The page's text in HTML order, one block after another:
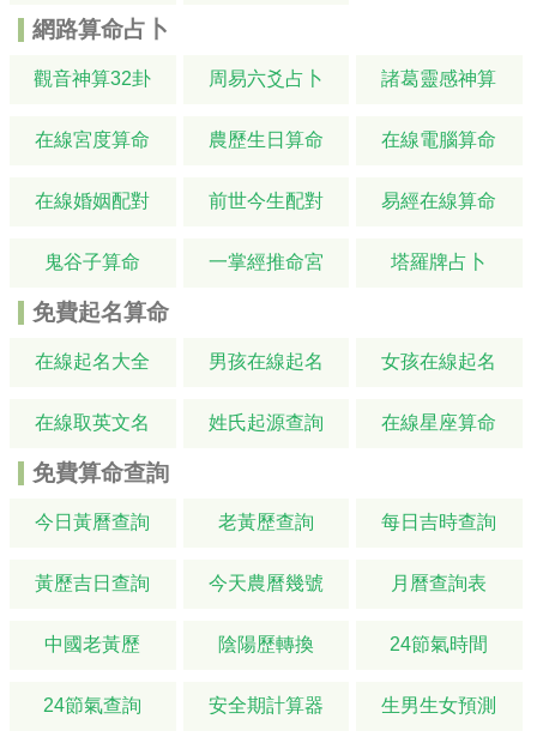
網路算命占卜
觀音神算32卦 周易六爻占卜 諸葛靈感神算
在線宮度算命 農歷生日算命 在線電腦算命
在線婚姻配對 前世今生配對 易經在線算命
鬼谷子算命 一掌經推命宮 塔羅牌占卜
免費起名算命
在線起名大全 男孩在線起名 女孩在線起名
在線取英文名 姓氏起源查詢 在線星座算命
免費算命查詢
今日黃曆查詢 老黃歷查詢 每日吉時查詢
黃歷吉日查詢 今天農曆幾號 月曆查詢表
中國老黃歷 陰陽歷轉換 24節氣時間
24節氣查詢 安全期計算器 生男生女預測